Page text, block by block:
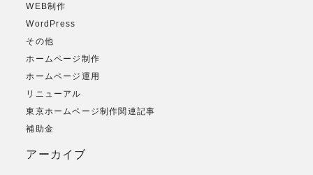
WEB制作
WordPress
その他
ホームページ制作
ホームページ運用
リニューアル
東京ホームページ制作関連記事
補助金
アーカイブ